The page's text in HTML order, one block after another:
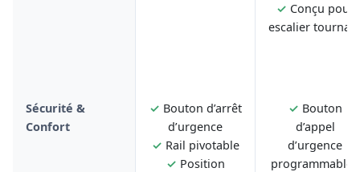
✓ Conçu pour
escalier
Sécurité &
Confort
✓ Bouton d’arrêt
d’urgence
✓ Rail pivotable
✓ Position
✓ Bouton
d’appel
d’urgence
programmable -